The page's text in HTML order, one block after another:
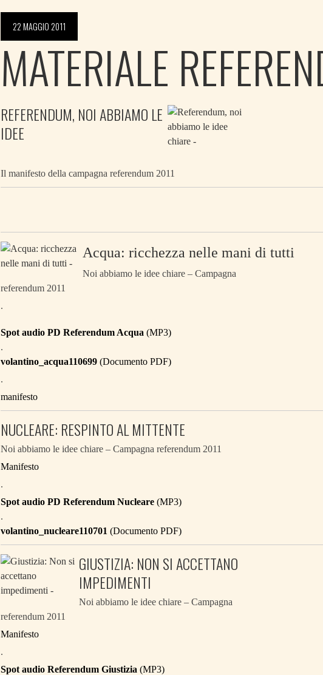
22 MAGGIO 2011
MATERIALE
REFERENDUM, NOI ABBIAMO LE
IDEE
Il manifesto della campagna referendum 2011
Acqua: ricchezza nelle mani di tutti
Noi abbiamo le idee chiare – Campagna
referendum 2011
.
Spot audio PD Referendum Acqua (MP3)
.
volantino_acqua110699(Documento PDF)
.
manifesto
NUCLEARE: RESPINTO AL MITTENTE
Noi abbiamo le idee chiare – Campagna referendum 2011
Manifesto
.
Spot audio PD Referendum Nucleare(MP3)
.
volantino_nucleare110701 (Documento PDF)
GIUSTIZIA: NON SI ACCETTANO
IMPEDIMENTI
Noi abbiamo le idee chiare – Campagna
referendum 2011
Manifesto
.
Spot audio Referendum Giustizia (MP3)